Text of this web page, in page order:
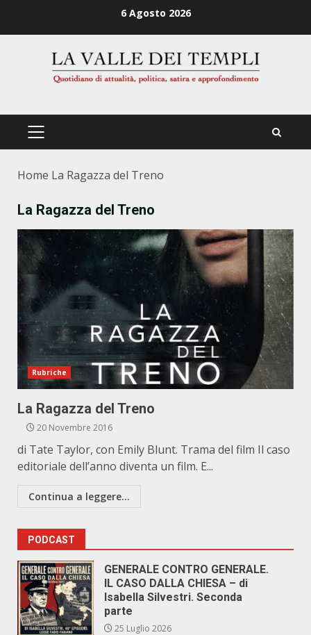
6 Agosto 2026
PRIMÄRES
Home La Ragazza del Treno
La Ragazza del Treno
Rubriche
La Ragazza del Treno
20 Novembre 2016
di Tate Taylor, con Emily Blunt. Trama del film Il caso
editoriale dell’anno diventa un film. E...
Continua a leggere...
PODCAST
GENERALE CONTRO GENERALE.
IL CASO DALLA CHIESA – di
Isabella Silvestri. Seconda
parte
25 Luglio 2026